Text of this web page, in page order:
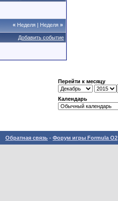
« Неделя | Неделя »
Добавить событие
Перейти к месяцу
Календарь
Обратная связь - Форум игры Formula O2